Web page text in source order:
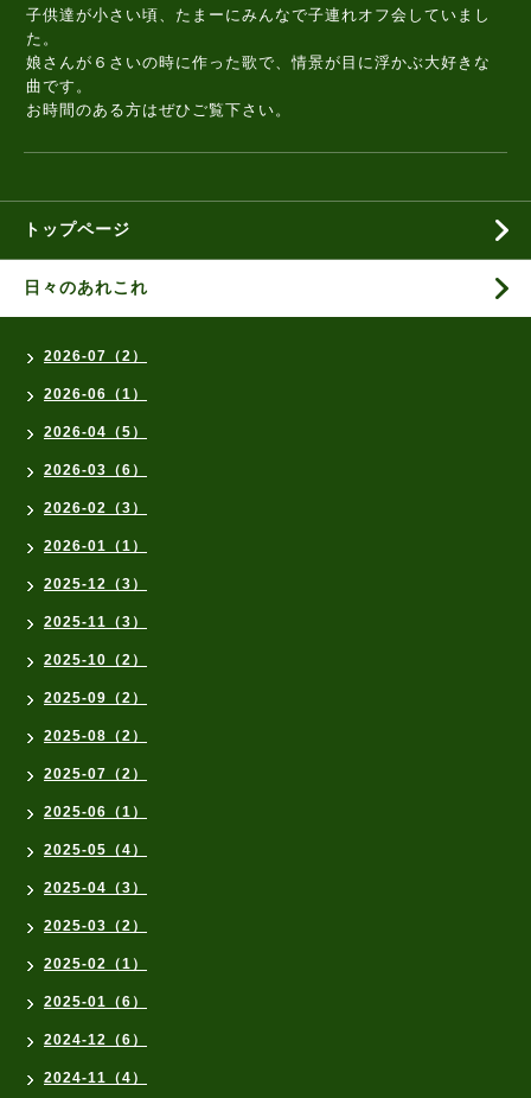
子供達が小さい頃、たまーにみんなで子連れオフ会していまし
た。
娘さんが６さいの時に作った歌で、情景が目に浮かぶ大好きな
曲です。
お時間のある方はぜひご覧下さい。
トップページ
日々のあれこれ
2026-07（2）
2026-06（1）
2026-04（5）
2026-03（6）
2026-02（3）
2026-01（1）
2025-12（3）
2025-11（3）
2025-10（2）
2025-09（2）
2025-08（2）
2025-07（2）
2025-06（1）
2025-05（4）
2025-04（3）
2025-03（2）
2025-02（1）
2025-01（6）
2024-12（6）
2024-11（4）